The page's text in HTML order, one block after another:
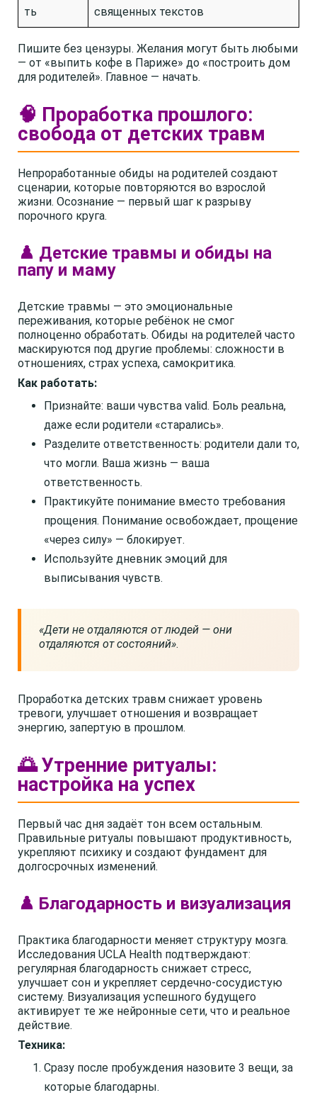
ть
священных текстов
Пишите без цензуры. Желания могут быть любыми
— от «выпить кофе в Париже» до «построить дом
для родителей». Главное — начать.
🧠 Проработка прошлого:
свобода от детских травм
Непроработанные обиды на родителей создают
сценарии, которые повторяются во взрослой
жизни. Осознание — первый шаг к разрыву
порочного круга.
♟️ Детские травмы и обиды на
папу и маму
Детские травмы — это эмоциональные
переживания, которые ребёнок не смог
полноценно обработать. Обиды на родителей часто
маскируются под другие проблемы: сложности в
отношениях, страх успеха, самокритика.
Как работать:
Признайте: ваши чувства valid. Боль реальна,
даже если родители «старались».
Разделите ответственность: родители дали то,
что могли. Ваша жизнь — ваша
ответственность.
Практикуйте понимание вместо требования
прощения. Понимание освобождает, прощение
«через силу» — блокирует.
Используйте дневник эмоций для
выписывания чувств.
«Дети не отдаляются от людей — они
отдаляются от состояний».
Проработка детских травм снижает уровень
тревоги, улучшает отношения и возвращает
энергию, запертую в прошлом.
🌅 Утренние ритуалы:
настройка на успех
Первый час дня задаёт тон всем остальным.
Правильные ритуалы повышают продуктивность,
укрепляют психику и создают фундамент для
долгосрочных изменений.
♟️ Благодарность и визуализация
Практика благодарности меняет структуру мозга.
Исследования UCLA Health подтверждают:
регулярная благодарность снижает стресс,
улучшает сон и укрепляет сердечно-сосудистую
систему. Визуализация успешного будущего
активирует те же нейронные сети, что и реальное
действие.
Техника:
Сразу после пробуждения назовите 3 вещи, за
которые благодарны.